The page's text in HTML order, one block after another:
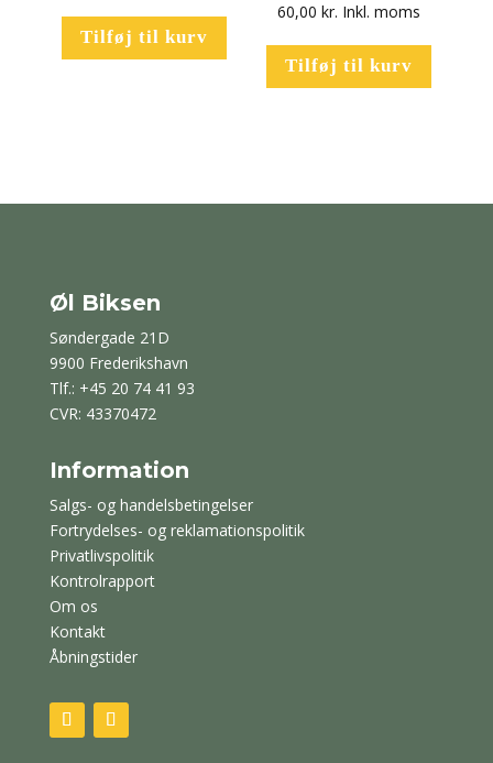
Tilføj til kurv
60,00kr. Inkl. moms
Tilføj til kurv
Øl Biksen
Søndergade 21D
9900 Frederikshavn
Tlf.: +45 20 74 41 93
CVR: 43370472
Information
Salgs- og handelsbetingelser
Fortrydelses- og reklamationspolitik
Privatlivspolitik
Kontrolrapport
Om os
Kontakt
Åbningstider